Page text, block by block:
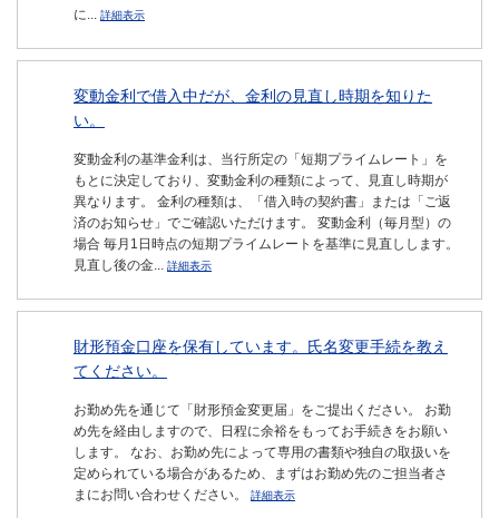
に... 詳細表示
変動金利で借入中だが、金利の見直し時期を知りた
い。
変動金利の基準金利は、当行所定の「短期プライムレート」を
もとに決定しており、変動金利の種類によって、見直し時期が
異なります。 金利の種類は、「借入時の契約書」または「ご返
済のお知らせ」でご確認いただけます。 変動金利（毎月型）の
場合 毎月1日時点の短期プライムレートを基準に見直しします。
見直し後の金... 詳細表示
財形預金口座を保有しています。氏名変更手続を教え
てください。
お勤め先を通じて「財形預金変更届」をご提出ください。 お勤
め先を経由しますので、日程に余裕をもってお手続きをお願い
します。 なお、お勤め先によって専用の書類や独自の取扱いを
定められている場合があるため、まずはお勤め先のご担当者さ
まにお問い合わせください。
詳細表示